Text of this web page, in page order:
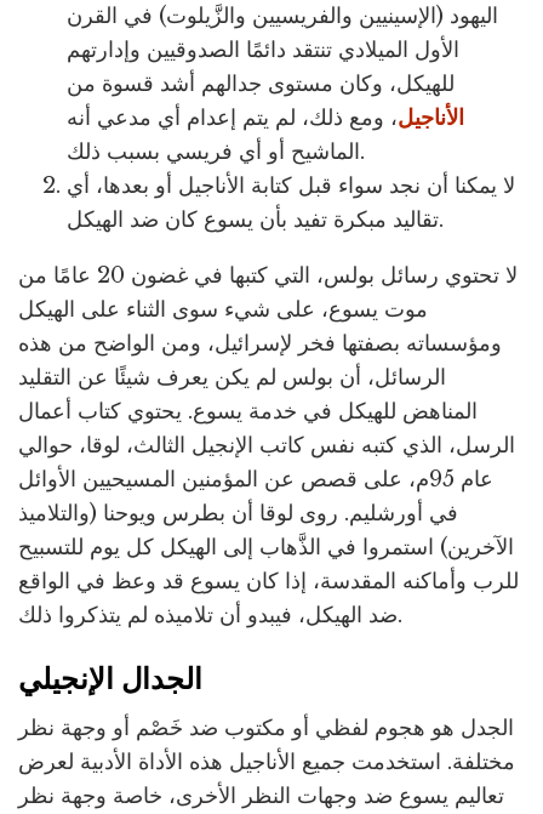
اليهود (الإسينيين والفريسيين والزَّيلوت) في القرن
الأول الميلادي تنتقد دائمًا الصدوقيين وإدارتهم
للهيكل، وكان مستوى جدالهم أشد قسوة من
الأناجيل، ومع ذلك، لم يتم إعدام أي مدعي أنه
الماشيح أو أي فريسي بسبب ذلك.
لا يمكنا أن نجد سواء قبل كتابة الأناجيل أو بعدها، أي
تقاليد مبكرة تفيد بأن يسوع كان ضد الهيكل.
لا تحتوي رسائل بولس، التي كتبها في غضون 20 عامًا من
موت يسوع، على شيء سوى الثناء على الهيكل
ومؤسساته بصفتها فخر لإسرائيل، ومن الواضح من هذه
الرسائل، أن بولس لم يكن يعرف شيئًا عن التقليد
المناهض للهيكل في خدمة يسوع. يحتوي كتاب أعمال
الرسل، الذي كتبه نفس كاتب الإنجيل الثالث، لوقا، حوالي
عام 95م، على قصص عن المؤمنين المسيحيين الأوائل
في أورشليم. روى لوقا أن بطرس ويوحنا (والتلاميذ
الآخرين) استمروا في الذَّهاب إلى الهيكل كل يوم للتسبيح
للرب وأماكنه المقدسة، إذا كان يسوع قد وعظ في الواقع
ضد الهيكل، فيبدو أن تلاميذه لم يتذكروا ذلك.
الجدال الإنجيلي
الجدل هو هجوم لفظي أو مكتوب ضد خَصْم أو وجهة نظر
مختلفة. استخدمت جميع الأناجيل هذه الأداة الأدبية لعرض
تعاليم يسوع ضد وجهات النظر الأخرى، خاصة وجهة نظر